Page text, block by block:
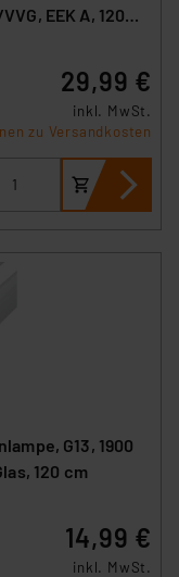
EEK A, 120
29,99 €
inkl. MwSt.
zu Versandkosten
G13, 1900
120 cm
14,99 €
inkl. MwSt.